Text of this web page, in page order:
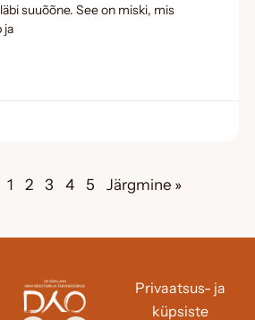
suuõõne. See on miski, mis
ja
1 2 3 4 5 Järgmine »
Privaatsus- ja
küpsiste